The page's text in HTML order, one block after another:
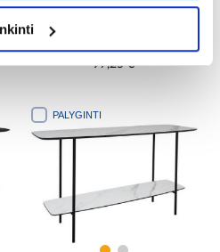
Knygų spinta Vertigo Vertigo
97,25 €
PALYGINTI